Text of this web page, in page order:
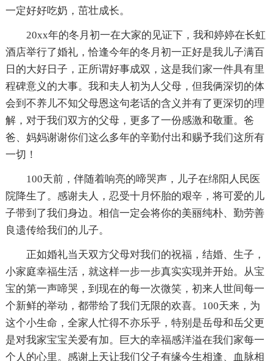
一定好好吃奶，茁壮成长。
20xx年的冬月初一在大家的见证下，我和婷婷在长虹
酒店举行了婚礼，恰逢今年的冬月初一正好是我儿子满百
日的大好日子，正所谓好事成双，这是我们家一件具有里
程碑意义的大事。我和夫人初为人父母，但我俩深切的体
会到不养儿不知父母恩这句老话的含义并有了更深切的理
解，对于我们双方的父母，更多了一份感激和敬重。爸
爸、妈妈谢谢你们这么多年的辛勤付出和赐予我们这所有
一切！
100天前，伴随着响亮的啼哭声，儿子在绵阳人民医
院降生了。感谢夫人，忍受十月怀胎的艰辛，将可爱的儿
子带到了我们身边。相信一定会将你的美丽纯朴、勤劳善
良遗传给我们的儿子。
正如婚礼当天双方父母对我们的祝福，结婚、生子，
小家庭幸福生活，就这样一步一步真实实现并开始。从宝
宝的第一声啼哭，到现在的每一次微笑，初来人世间每一
个新鲜的举动，都带给了我们无限的欢喜。100天来，为
这个小生命，全家人忙得不亦乐乎，特别是岳母和岳父更
是对我家宝宝关爱有加。巨大的幸福感洋溢在我们家每一
个人的心里。感谢上天让我们父子有缘今生相逢、血脉相